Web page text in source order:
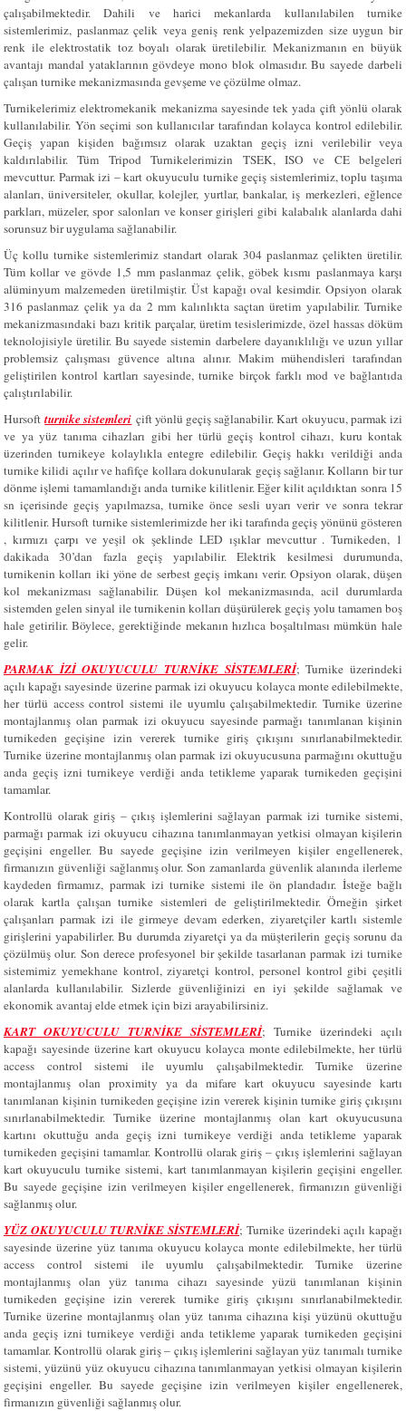
çalışabilmektedir. Dahili ve harici mekanlarda kullanılabilen turnike
sistemlerimiz, paslanmaz çelik veya geniş renk yelpazemizden size uygun bir
renk ile elektrostatik toz boyalı olarak üretilebilir. Mekanizmanın en büyük
avantajı mandal yataklarının gövdeye mono blok olmasıdır. Bu sayede darbeli
çalışan turnike mekanizmasında gevşeme ve çözülme olmaz.
Turnikelerimiz elektromekanik mekanizma sayesinde tek yada çift yönlü olarak
kullanılabilir. Yön seçimi son kullanıcılar tarafından kolayca kontrol edilebilir.
Geçiş yapan kişiden bağımsız olarak uzaktan geçiş izni verilebilir veya
kaldırılabilir. Tüm Tripod Turnikelerimizin TSEK, ISO ve CE belgeleri
mevcuttur. Parmak izi – kart okuyuculu turnike geçiş sistemlerimiz, toplu taşıma
alanları, üniversiteler, okullar, kolejler, yurtlar, bankalar, iş merkezleri, eğlence
parkları, müzeler, spor salonları ve konser girişleri gibi kalabalık alanlarda dahi
sorunsuz bir uygulama sağlanabilir.
Üç kollu turnike sistemlerimiz standart olarak 304 paslanmaz çelikten üretilir.
Tüm kollar ve gövde 1,5 mm paslanmaz çelik, göbek kısmı paslanmaya karşı
alüminyum malzemeden üretilmiştir. Üst kapağı oval kesimdir. Opsiyon olarak
316 paslanmaz çelik ya da 2 mm kalınlıkta saçtan üretim yapılabilir. Turnike
mekanizmasındaki bazı kritik parçalar, üretim tesislerimizde, özel hassas döküm
teknolojisiyle üretilir. Bu sayede sistemin darbelere dayanıklılığı ve uzun yıllar
problemsiz çalışması güvence altına alınır. Makim mühendisleri tarafından
geliştirilen kontrol kartları sayesinde, turnike birçok farklı mod ve bağlantıda
çalıştırılabilir.
Hursoftturnike sistemleri çift yönlü geçiş sağlanabilir. Kart okuyucu, parmak izi
ve ya yüz tanıma cihazları gibi her türlü geçiş kontrol cihazı, kuru kontak
üzerinden turnikeye kolaylıkla entegre edilebilir. Geçiş hakkı verildiği anda
turnike kilidi açılır ve hafifçe kollara dokunularak geçiş sağlanır. Kolların bir tur
dönme işlemi tamamlandığı anda turnike kilitlenir. Eğer kilit açıldıktan sonra 15
sn içerisinde geçiş yapılmazsa, turnike önce sesli uyarı verir ve sonra tekrar
kilitlenir. Hursoft turnike sistemlerimizde her iki tarafında geçiş yönünü gösteren
, kırmızı çarpı ve yeşil ok şeklinde LED ışıklar mevcuttur . Turnikeden, 1
dakikada 30’dan fazla geçiş yapılabilir. Elektrik kesilmesi durumunda,
turnikenin kolları iki yöne de serbest geçiş imkanı verir. Opsiyon olarak, düşen
kol mekanizması sağlanabilir. Düşen kol mekanizmasında, acil durumlarda
sistemden gelen sinyal ile turnikenin kolları düşürülerek geçiş yolu tamamen boş
hale getirilir. Böylece, gerektiğinde mekanın hızlıca boşaltılması mümkün hale
gelir.
PARMAK İZİ OKUYUCULU TURNİKE SİSTEMLERİ; Turnike üzerindeki
açılı kapağı sayesinde üzerine parmak izi okuyucu kolayca monte edilebilmekte,
her türlü access control sistemi ile uyumlu çalışabilmektedir. Turnike üzerine
montajlanmış olan parmak izi okuyucu sayesinde parmağı tanımlanan kişinin
turnikeden geçişine izin vererek turnike giriş çıkışını sınırlanabilmektedir.
Turnike üzerine montajlanmış olan parmak izi okuyucusuna parmağını okuttuğu
anda geçiş izni turnikeye verdiği anda tetikleme yaparak turnikeden geçişini
tamamlar.
Kontrollü olarak giriş – çıkış işlemlerini sağlayan parmak izi turnike sistemi,
parmağı parmak izi okuyucu cihazına tanımlanmayan yetkisi olmayan kişilerin
geçişini engeller. Bu sayede geçişine izin verilmeyen kişiler engellenerek,
firmanızın güvenliği sağlanmış olur. Son zamanlarda güvenlik alanında ilerleme
kaydeden firmamız, parmak izi turnike sistemi ile ön plandadır. İsteğe bağlı
olarak kartla çalışan turnike sistemleri de geliştirilmektedir. Örneğin şirket
çalışanları parmak izi ile girmeye devam ederken, ziyaretçiler kartlı sistemle
girişlerini yapabilirler. Bu durumda ziyaretçi ya da müşterilerin geçiş sorunu da
çözülmüş olur. Son derece profesyonel bir şekilde tasarlanan parmak izi turnike
sistemimiz yemekhane kontrol, ziyaretçi kontrol, personel kontrol gibi çeşitli
alanlarda kullanılabilir. Sizlerde güvenliğinizi en iyi şekilde sağlamak ve
ekonomik avantaj elde etmek için bizi arayabilirsiniz.
KART OKUYUCULU TURNİKE SİSTEMLERİ; Turnike üzerindeki açılı
kapağı sayesinde üzerine kart okuyucu kolayca monte edilebilmekte, her türlü
access control sistemi ile uyumlu çalışabilmektedir. Turnike üzerine
montajlanmış olan proximity ya da mifare kart okuyucu sayesinde kartı
tanımlanan kişinin turnikeden geçişine izin vererek kişinin turnike giriş çıkışını
sınırlanabilmektedir. Turnike üzerine montajlanmış olan kart okuyucusuna
kartını okuttuğu anda geçiş izni turnikeye verdiği anda tetikleme yaparak
turnikeden geçişini tamamlar. Kontrollü olarak giriş – çıkış işlemlerini sağlayan
kart okuyuculu turnike sistemi, kart tanımlanmayan kişilerin geçişini engeller.
Bu sayede geçişine izin verilmeyen kişiler engellenerek, firmanızın güvenliği
sağlanmış olur.
YÜZ OKUYUCULU TURNİKE SİSTEMLERİ; Turnike üzerindeki açılı kapağı
sayesinde üzerine yüz tanıma okuyucu kolayca monte edilebilmekte, her türlü
access control sistemi ile uyumlu çalışabilmektedir. Turnike üzerine
montajlanmış olan yüz tanıma cihazı sayesinde yüzü tanımlanan kişinin
turnikeden geçişine izin vererek turnike giriş çıkışını sınırlanabilmektedir.
Turnike üzerine montajlanmış olan yüz tanıma cihazına kişi yüzünü okuttuğu
anda geçiş izni turnikeye verdiği anda tetikleme yaparak turnikeden geçişini
tamamlar. Kontrollü olarak giriş – çıkış işlemlerini sağlayan yüz tanımalı turnike
sistemi, yüzünü yüz okuyucu cihazına tanımlanmayan yetkisi olmayan kişilerin
geçişini engeller. Bu sayede geçişine izin verilmeyen kişiler engellenerek,
firmanızın güvenliği sağlanmış olur.